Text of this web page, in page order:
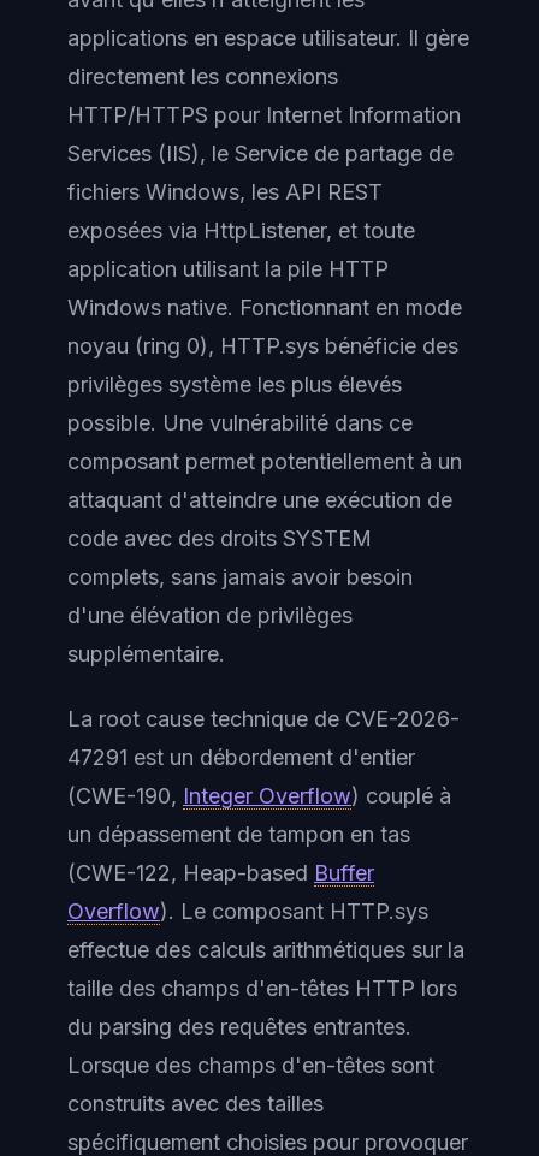
applications en espace utilisateur. Il gère
directement les connexions
HTTP/HTTPS pour Internet Information
Services (IIS), le Service de partage de
fichiers Windows, les API REST
exposées via HttpListener, et toute
application utilisant la pile HTTP
Windows native. Fonctionnant en mode
noyau (ring 0), HTTP.sys bénéficie des
privilèges système les plus élevés
possible. Une vulnérabilité dans ce
composant permet potentiellement à un
attaquant d'atteindre une exécution de
code avec des droits SYSTEM
complets, sans jamais avoir besoin
d'une élévation de privilèges
supplémentaire.
La root cause technique de CVE-2026-
47291 est un débordement d'entier
(CWE-190, Integer Overflow) couplé à
un dépassement de tampon en tas
(CWE-122, Heap-based Buffer
Overflow). Le composant HTTP.sys
effectue des calculs arithmétiques sur la
taille des champs d'en-têtes HTTP lors
du parsing des requêtes entrantes.
Lorsque des champs d'en-têtes sont
construits avec des tailles
spécifiquement choisies pour provoquer